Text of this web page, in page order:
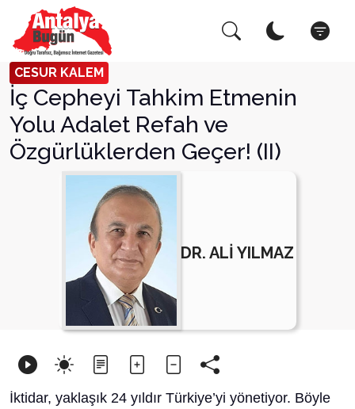
CESUR KALEM
İç Cepheyi Tahkim Etmenin
Yolu Adalet Refah ve
Özgürlüklerden Geçer! (II)
DR. ALİ YILMAZ
İktidar, yaklaşık 24 yıldır Türkiye’yi yönetiyor. Böyle
Arama Yap! Kapat